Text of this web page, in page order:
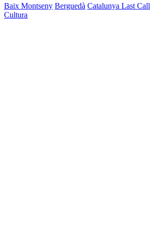
Baix Montseny Berguedà Catalunya Last Call
Cultura